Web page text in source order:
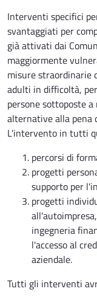
Interventi specifici
svantaggiati per
già attivati dai
maggiormente
misure straordinarie
adulti in difficoltà,
persone sottoposte
alternative alla pena
L'intervento in tutti
percorsi di
progetti
supporto per
progetti
ingegneria
l'accesso al
aziendale.
Tutti gli interventi